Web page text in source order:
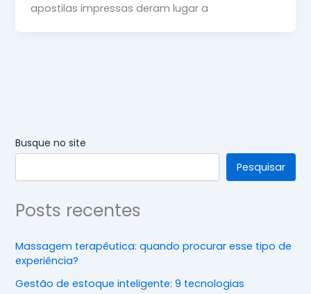
apostilas impressas deram lugar a
Busque no site
Pesquisar
Posts recentes
Massagem terapêutica: quando procurar esse tipo de
experiência?
Gestão de estoque inteligente: 9 tecnologias